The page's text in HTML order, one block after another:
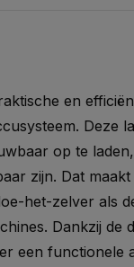
en
Deze
op te
zijn. Dat
het-zelver als
Dankzij de
een functionele